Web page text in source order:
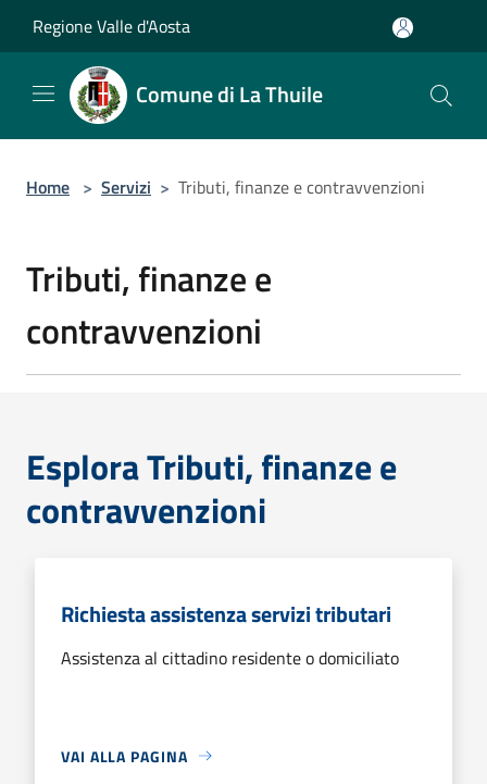
Regione Valle d'Aosta
Comune di La Thuile
Home > Servizi > Tributi, finanze e contravvenzioni
Tributi, finanze e
contravvenzioni
Esplora Tributi, finanze e
contravvenzioni
Richiesta assistenza servizi tributari
Assistenza al cittadino residente o domiciliato
VAI ALLA PAGINA